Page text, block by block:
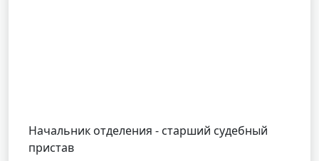
Начальник отделения - старший судебный
пристав